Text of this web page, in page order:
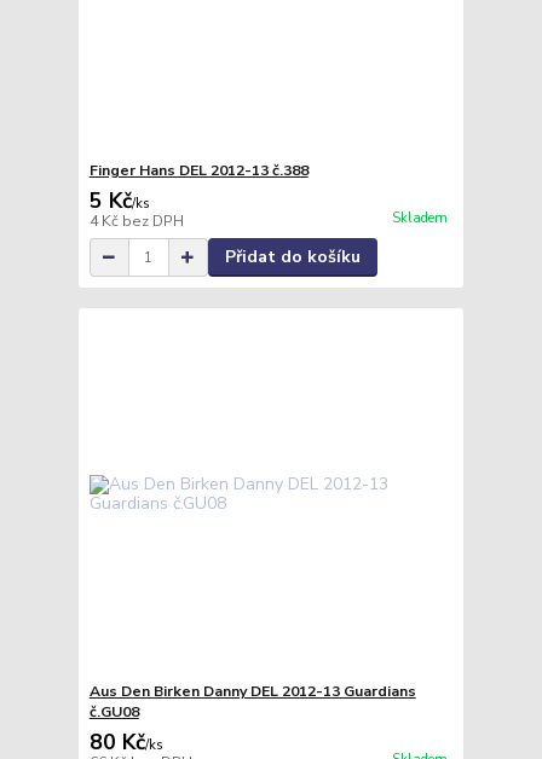
Finger Hans DEL 2012-13 č.388
5 Kč/ks
4 Kč bez DPH Skladem
Přidat do košíku
Aus Den Birken Danny DEL 2012-13 Guardians
č.GU08
80 Kč/ks